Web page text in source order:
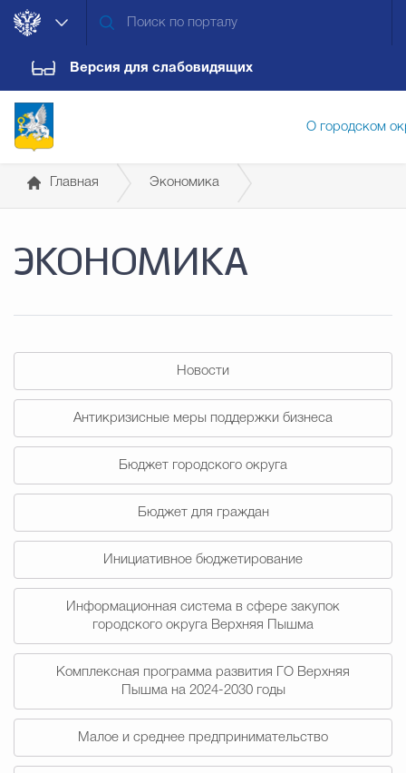
Версия для слабовидящих
О городском
Дума городского округа
Муниципальная
Городская среда
Экономика
Главная Экономика
ЭКОНОМИКА
Новости
Антикризисные меры поддержки бизнеса
Бюджет городского округа
Бюджет для граждан
Инициативное бюджетирование
Информационная система в сфере закупок
городского округа Верхняя Пышма
Комплексная программа развития ГО Верхняя
Пышма на 2024-2030 годы
Малое и среднее предпринимательство